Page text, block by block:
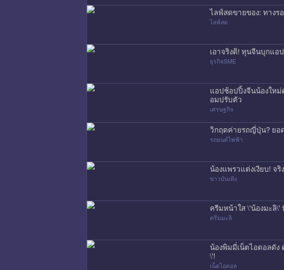
ไลฟ์สดขายของ: ทางร
ไลฟ์สด
เอาจริงดิ! ทุนจีนบุกแอ
ธุรกิจSME
แอปช้อปปิ้งจีนน้องให
อมปรับตัว
เศรษฐกิจ
วิกฤตค่ายรถญี่ปุ่น? ยอ
รถยนต์ไฟฟ้า
น้องแพรวแต่งเงียบ! จ
ข่าวบันเทิง
ครีมหน้าใส \'น้องมะลิ
ครีมมะลิ
น้องพิมมี่เน็ตไอดอลดัง
\'!
เน็ตไอดอล